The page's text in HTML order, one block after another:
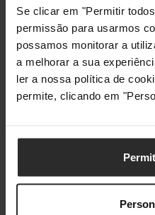
Se clicar em "Permitir
permissão para usarmos
possamos monitorar a
a melhorar a sua
ler a nossa política de
permite, clicando em
(desligado)
Frequência de
entrada AC
50
Voltagem da entrada
(suspenso)
Pesos e dimensões